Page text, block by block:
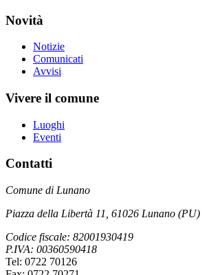
Novità
Notizie
Comunicati
Avvisi
Vivere il comune
Luoghi
Eventi
Contatti
Comune di Lunano
Piazza della Libertà 11, 61026 Lunano (PU)
Codice fiscale: 82001930419
P.IVA: 00360590418
Tel: 0722 70126